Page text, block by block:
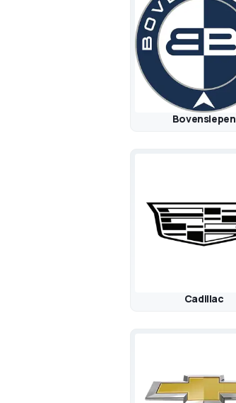
Bovensiepen
Cadillac